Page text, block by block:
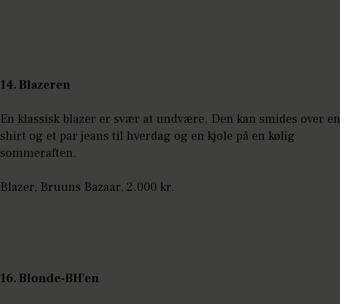
14. Blazeren
En klassisk blazer er svær at undvære. Den kan smides over
shirt og et par jeans til hverdag og en kjole på en kølig
sommeraften.
Blazer, Bruuns Bazaar, 2.000 kr.
16. Blonde-BH'en